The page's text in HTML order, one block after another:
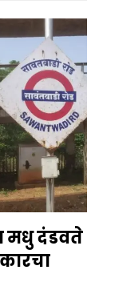
मधु दंडवते